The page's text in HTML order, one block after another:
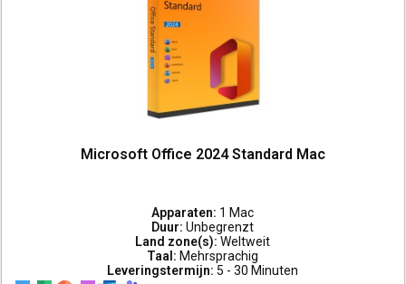
Microsoft Office 2024 Standard Mac
Apparaten: 1 Mac
Duur:Unbegrenzt
Land zone(s):Weltweit
Taal: Mehrsprachig
Leveringstermijn: 5 - 30 Minuten